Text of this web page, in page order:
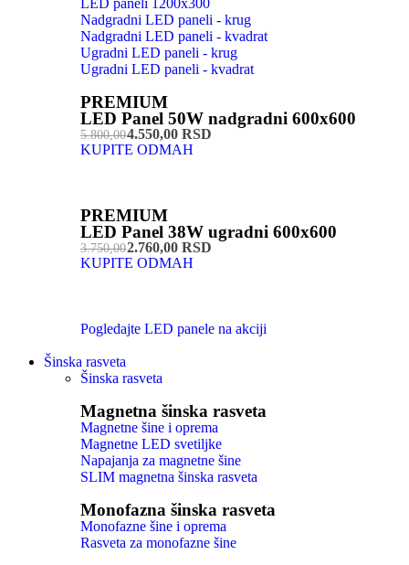
LED paneli 1200x300
Nadgradni LED paneli - krug
Nadgradni LED paneli - kvadrat
Ugradni LED paneli - krug
Ugradni LED paneli - kvadrat
PREMIUM
LED Panel 50W nadgradni 600x600
5.800,004.550,00 RSD
KUPITE ODMAH
PREMIUM
LED Panel 38W ugradni 600x600
3.750,002.760,00 RSD
KUPITE ODMAH
Pogledajte LED panele na akciji
Šinska rasveta
Šinska rasveta
Magnetna šinska rasveta
Magnetne šine i oprema
Magnetne LED svetiljke
Napajanja za magnetne šine
SLIM magnetna šinska rasveta
Monofazna šinska rasveta
Monofazne šine i oprema
Rasveta za monofazne šine